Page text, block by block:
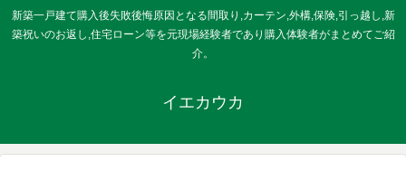
新築一戸建て購入後失敗後悔原因となる間取り,カーテン,外構,保険,引っ越し,新
築祝いのお返し,住宅ローン等を元現場経験者であり購入体験者がまとめてご紹
介。
イエカウカ